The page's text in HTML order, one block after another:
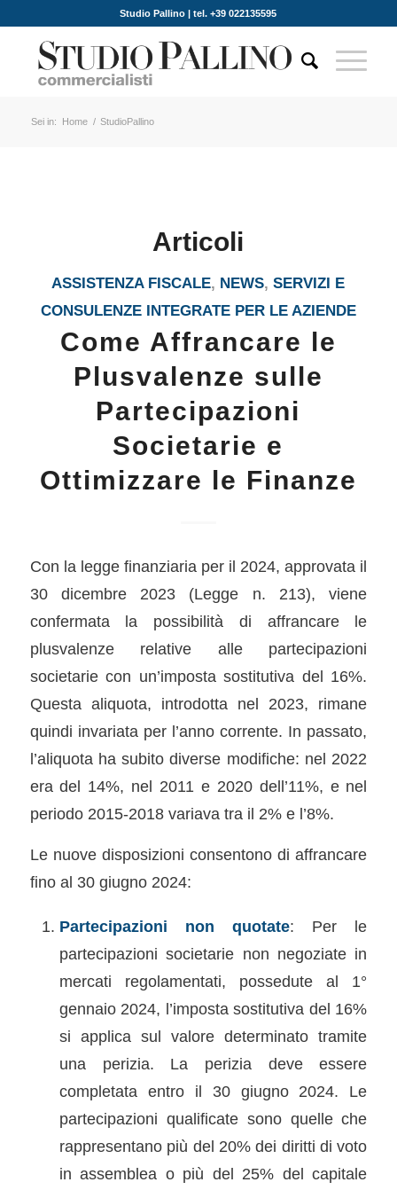
Studio Pallino | tel. +39 022135595
Sei in: Home / StudioPallino
Articoli
ASSISTENZA FISCALE, NEWS,SERVIZI E
CONSULENZE INTEGRATE PER LE AZIENDE
Come Affrancare le
Plusvalenze sulle
Partecipazioni
Societarie e
Ottimizzare le Finanze
Con la legge finanziaria per il 2024, approvata il
30 dicembre 2023 (Legge n. 213), viene
confermata la possibilità di affrancare le
plusvalenze relative alle partecipazioni
societarie con un’imposta sostitutiva del 16%.
Questa aliquota, introdotta nel 2023, rimane
quindi invariata per l’anno corrente. In passato,
l’aliquota ha subito diverse modifiche: nel 2022
era del 14%, nel 2011 e 2020 dell’11%, e nel
periodo 2015-2018 variava tra il 2% e l’8%.
Le nuove disposizioni consentono di affrancare
fino al 30 giugno 2024:
Partecipazioni non quotate: Per le
partecipazioni societarie non negoziate in
mercati regolamentati, possedute al 1°
gennaio 2024, l’imposta sostitutiva del 16%
si applica sul valore determinato tramite
una perizia. La perizia deve essere
completata entro il 30 giugno 2024. Le
partecipazioni qualificate sono quelle che
rappresentano più del 20% dei diritti di voto
in assemblea o più del 25% del capitale